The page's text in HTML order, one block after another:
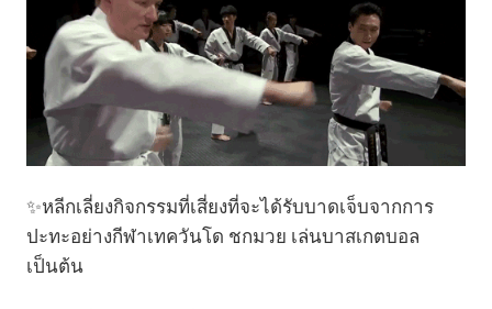
✨หลีกเลี่ยงกิจกรรมที่เสี่ยงที่จะได้รับบาดเจ็บจากการ
ปะทะอย่างกีฬาเทควันโด ชกมวย เล่นบาสเกตบอล
เป็นต้น